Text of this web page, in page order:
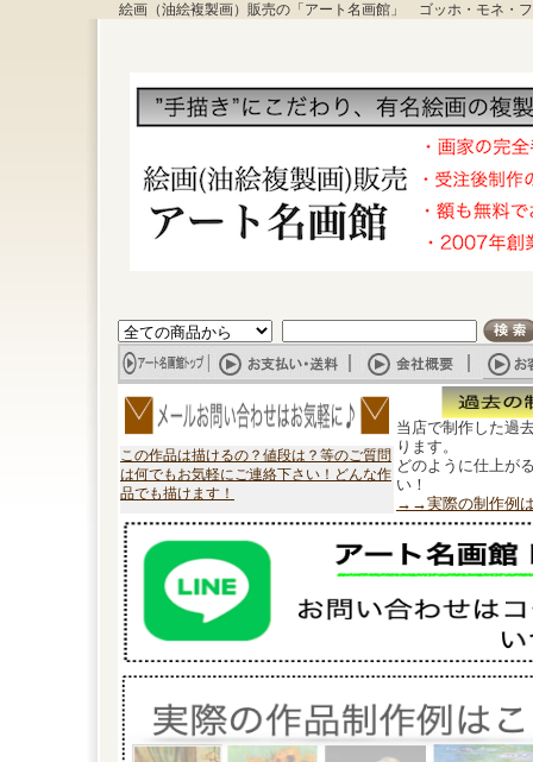
絵画（油絵複製画）販売の「アート名画館」 ゴッホ・モネ・
この作品は描けるの？値段は？等のご質問
は何でもお気軽にご連絡下さい！どんな作
品でも描けます！
当店で制作した過
ります。
どのように仕上が
い！
→→実際の制作例